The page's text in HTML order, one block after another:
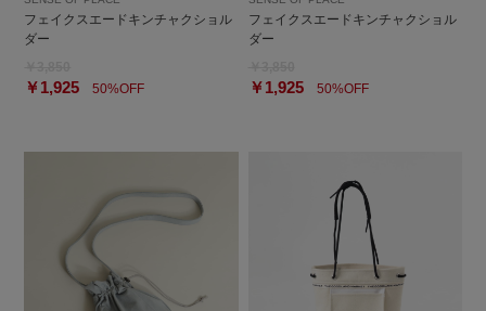
フェイクスエードキンチャクショル
ダー
￥1,925 50%OFF
フェイクスエードキンチャクショル
ダー
￥1,92550%OFF